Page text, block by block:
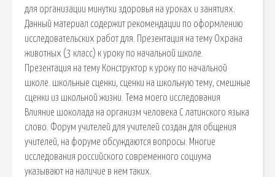
для организации минутки здоровья на уроках и занятиях.
Данный материал содержит рекомендации по оформлению
исследовательских работ для. Презентация на тему Охрана
животных (3 класс) к уроку по начальной школе.
Презентация на тему Конструктор к уроку по начальной
школе. школьные сценки, сценки на школьную тему, смешные
сценки из школьной жизни. Тема моего исследования
Влияние шоколада на организм человека С латинского языка
слово. Форум учителей для учителей создан для общения
учителей, на форуме обсуждаются вопросы. Многие
исследования российского современного социума
указывают на наличие в нем таких.